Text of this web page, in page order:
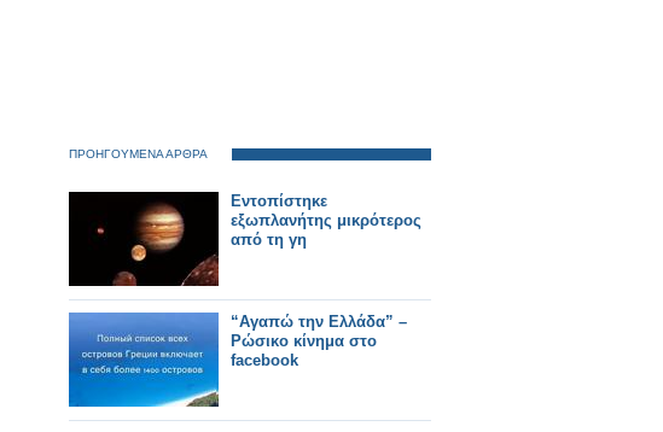
ΠΡΟΗΓΟΥΜΕΝΑ ΑΡΘΡΑ
Εντοπίστηκε
εξωπλανήτης μικρότερος
από τη γη
“Αγαπώ την Ελλάδα” –
Ρώσικο κίνημα στο
facebook